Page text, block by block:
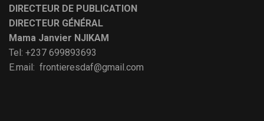
DIRECTEUR DE PUBLICATION
DIRECTEUR GÉNÉRAL
Mama Janvier NJIKAM
Tel: +237 699893693
E.mail: frontieresdaf@gmail.com